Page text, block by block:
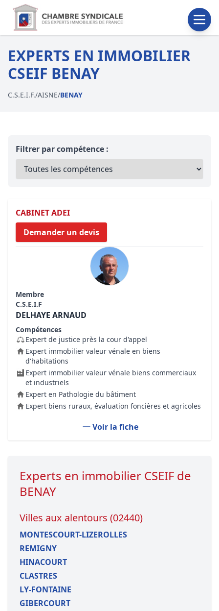
EXPERTS EN IMMOBILIER
CSEIF BENAY
C.S.E.I.F./AISNE/BENAY
Filtrer par compétence :
CABINET ADEI
Demander un devis
Membre
C.S.E.I.F
DELHAYE ARNAUD
Compétences
Expert de justice près la cour d'appel
Expert immobilier valeur vénale en biens
d'habitations
Expert immobilier valeur vénale biens commerciaux
et industriels
Expert en Pathologie du bâtiment
Expert biens ruraux, évaluation foncières et agricoles
Voir la fiche
Experts en immobilier CSEIF de
BENAY
Villes aux alentours (02440)
MONTESCOURT-LIZEROLLES
REMIGNY
HINACOURT
CLASTRES
LY-FONTAINE
GIBERCOURT